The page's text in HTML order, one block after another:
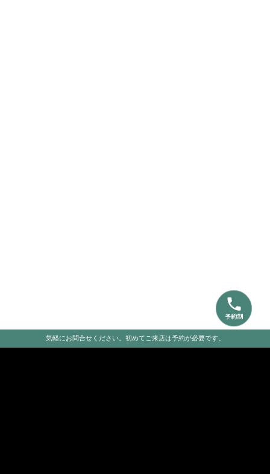
気軽にお問合せください。初めてご来店は予約が必要です。